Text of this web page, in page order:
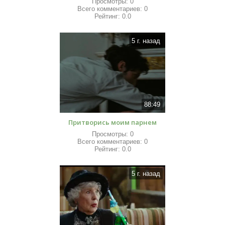
Всего комментариев: 0
Рейтинг: 0.0
5 г. назад
88:49
Притворись моим парнем
Просмотры: 0
Всего комментариев: 0
Рейтинг: 0.0
5 г. назад